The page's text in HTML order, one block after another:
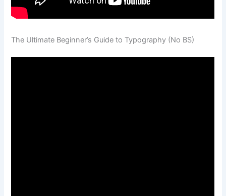
The Ultimate Beginner’s Guide to Typography (No BS)